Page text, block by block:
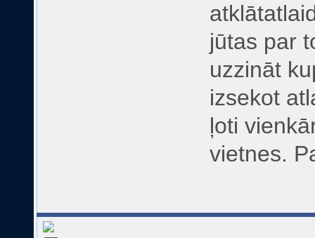
jūtas par
uzzināt
izsekot
ļoti
vietnes.